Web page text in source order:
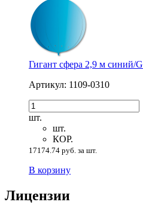
Гигант сфера 2,9 м синий/G
Артикул: 1109-0310
шт.
шт.
КОР.
17174.74 руб. за шт.
В корзину
Лицензии